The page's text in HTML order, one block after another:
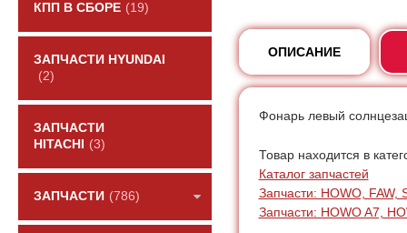
КПП В СБОРЕ (19)
ЗАПЧАСТИ HYUNDAI
(2)
ЗАПЧАСТИ
HITACHI
(3)
ЗАПЧАСТИ (786)
ОПИСАНИЕ
Фонарь левый
Товар находится в
Каталог запчастей
Запчасти: HOWO, FAW,
Запчасти: HOWO A7,